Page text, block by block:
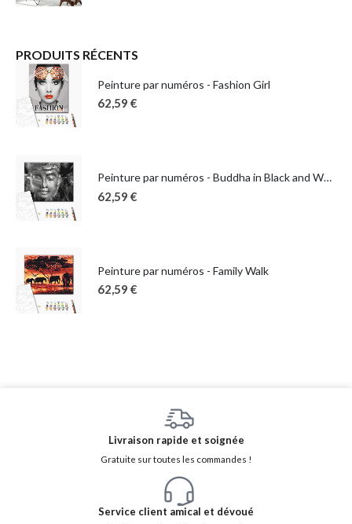
PRODUITS RÉCENTS
Peinture par numéros - Fashion Girl
62,59 €
Peinture par numéros - Buddha in Black and White
62,59 €
Peinture par numéros - Family Walk
62,59 €
Livraison rapide et soignée
Gratuite sur toutes les commandes !
Service client amical et dévoué